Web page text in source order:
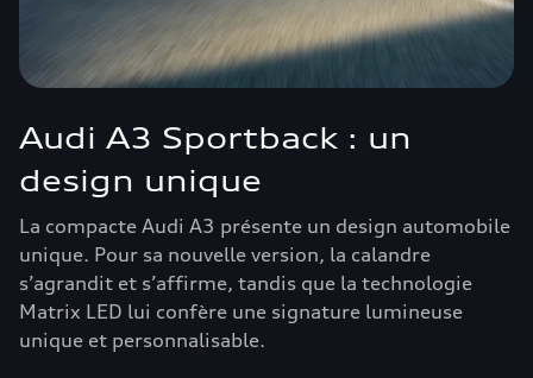
Audi A3 Sportback : un
design unique
La compacte Audi A3 présente un design automobile
unique. Pour sa nouvelle version, la calandre
s’agrandit et s’affirme, tandis que la technologie
Matrix LED lui confère une signature lumineuse
unique et personnalisable.